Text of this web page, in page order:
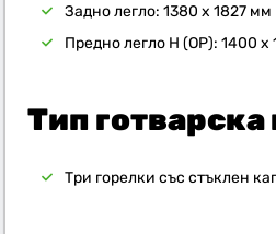
Задно легло: 1380 x 1827 мм
Предно легло H (OP): 1400
Тип готварска
Три горелки със стъклен